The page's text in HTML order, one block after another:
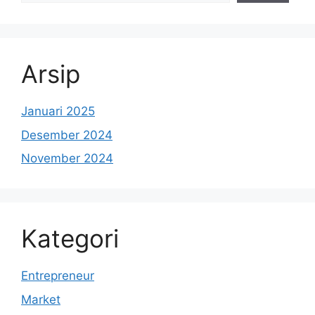
Arsip
Januari 2025
Desember 2024
November 2024
Kategori
Entrepreneur
Market